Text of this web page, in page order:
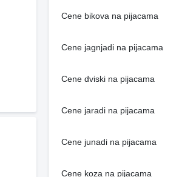
Cene bikova na pijacama
Cene jagnjadi na pijacama
Cene dviski na pijacama
Cene jaradi na pijacama
Cene junadi na pijacama
Cene koza na pijacama